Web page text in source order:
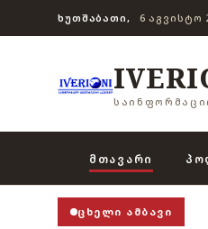
ᲮᲣᲗᲨᲐᲑᲐᲗᲘ, 6 ᲐᲒᲕᲘᲡᲢᲝ
ᲛᲗᲐᲕᲐᲠᲘ
ᲪᲮᲔᲚᲘ ᲐᲛᲑᲐᲕᲘ